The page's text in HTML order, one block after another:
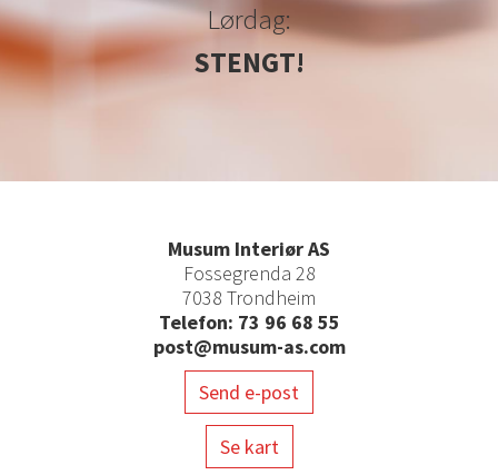
Lørdag:
STENGT!
Musum Interiør AS
Fossegrenda 28
7038 Trondheim
Telefon: 73 96 68 55
post@musum-as.com
Send e-post
Se kart